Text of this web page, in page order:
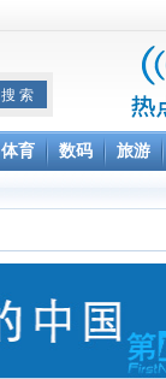
体育 数码 旅游